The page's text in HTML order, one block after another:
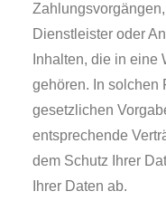
Dienstleister oder
Inhalten, die in eine
gehören. In solchen
gesetzlichen
entsprechende
dem Schutz Ihrer
Ihrer Daten ab.